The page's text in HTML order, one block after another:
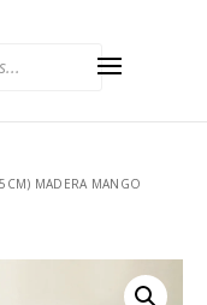
MADERA MANGO